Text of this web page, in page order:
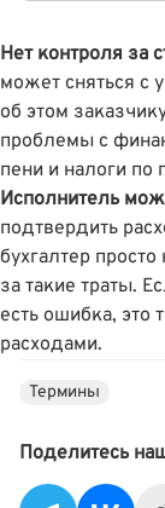
Нет контроля за
может сняться с
об этом
проблемы с
пени и налоги по
Исполнитель
подтвердить
бухгалтер
за такие траты.
есть ошибка,
расходами.
Термины
Поделитесь